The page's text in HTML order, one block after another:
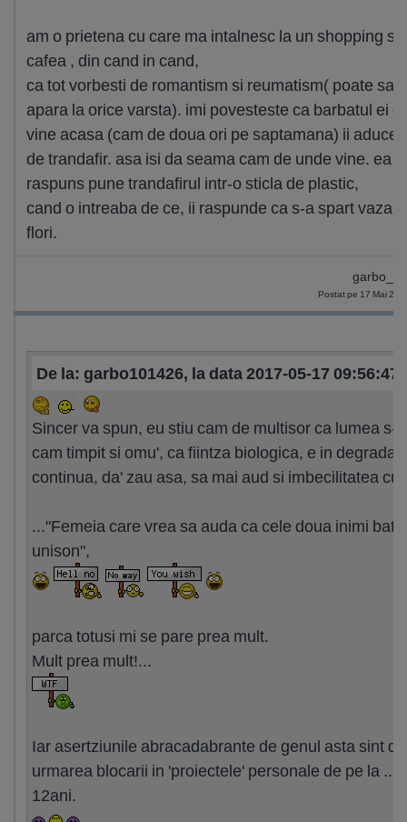
am o prietena cu care ma intalnesc la un shopping si
cafea , din cand in cand,
ca tot vorbesti de romantism si reumatism( poate sa
apara la orice varsta). imi povesteste ca barbatul ei
vine acasa (cam de doua ori pe saptamana) ii aduce
de trandafir. asa isi da seama cam de unde vine. ea
raspuns pune trandafirul intr-o sticla de plastic,
cand o intreaba de ce, ii raspunde ca s-a spart vaza
flori.
Postat pe 17 Mai
De la: garbo101426, la data 2017-05-17 09:56:47
Sincer va spun, eu stiu cam de multisor ca lumea s-a
cam timpit si omu', ca fiintza biologica, e in
continua, da' zau asa, sa mai aud si imbecilitatea
..."Femeia care vrea sa auda ca cele doua inimi bat
unison",
parca totusi mi se pare prea mult.
Mult prea mult!...
Iar asertziunile abracadabrante de genul asta sint
urmarea blocarii in 'proiectele' personale de pe la ...
12ani.